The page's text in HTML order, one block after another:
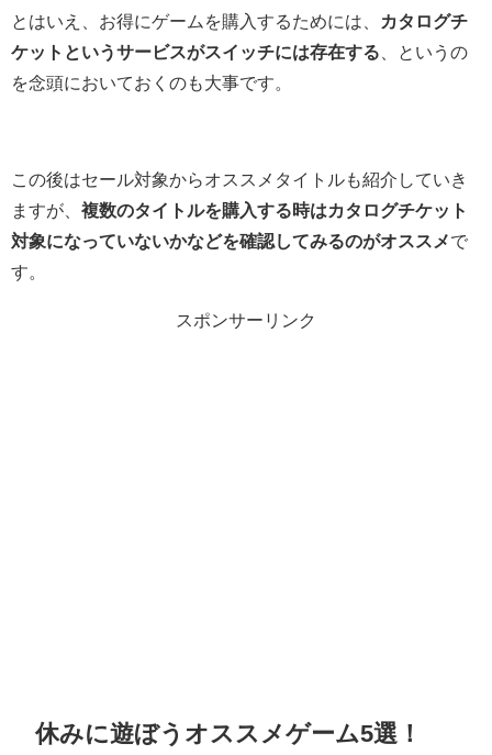
とはいえ、お得にゲームを購入するためには、
カタログチ
ケットというサービスがスイッチには存在する 、というの
を念頭においておくのも大事です。
この後はセール対象からオススメタイトルも紹介していき
ますが、 複数のタイトルを購入する時はカタログチケット
対象になっていないかなどを確認してみるのがオススメで
す。
スポンサーリンク
休みに遊ぼうオススメゲーム5選！